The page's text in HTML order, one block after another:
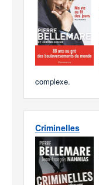
complexe.
Criminelles